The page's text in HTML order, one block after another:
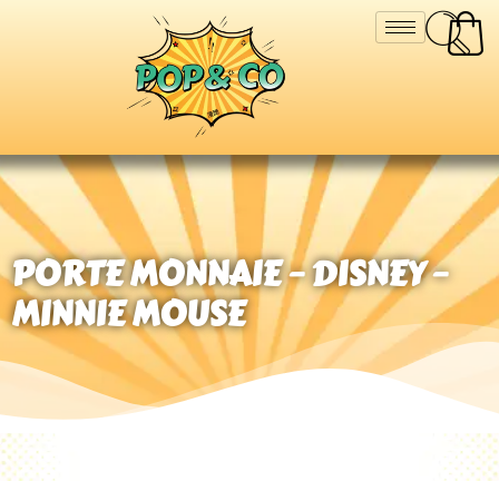
PORTE MONNAIE – DISNEY –
MINNIE MOUSE